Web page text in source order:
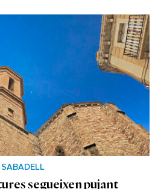
SABADELL
segueixen pujant